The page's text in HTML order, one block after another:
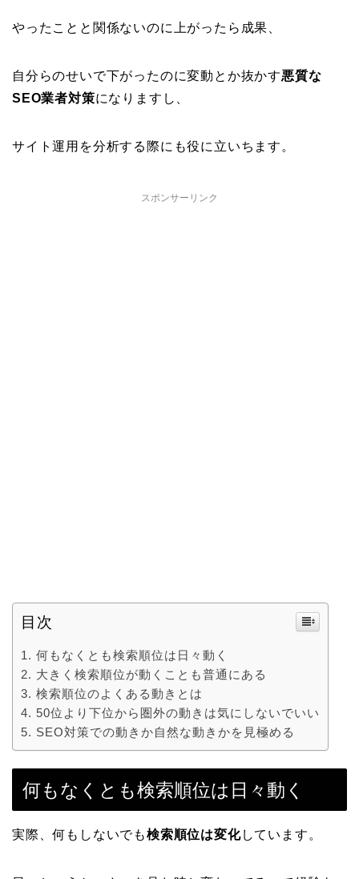
やったことと関係ないのに上がったら成果、
自分らのせいで下がったのに変動とか抜かす悪質な
SEO業者対策になりますし、
サイト運用を分析する際にも役に立いちます。
スポンサーリンク
目次
何もなくとも検索順位は日々動く
大きく検索順位が動くことも普通にある
検索順位のよくある動きとは
50位より下位から圏外の動きは気にしないでいい
SEO対策での動きか自然な動きかを見極める
何もなくとも検索順位は日々動く
実際、何もしないでも検索順位は変化しています。